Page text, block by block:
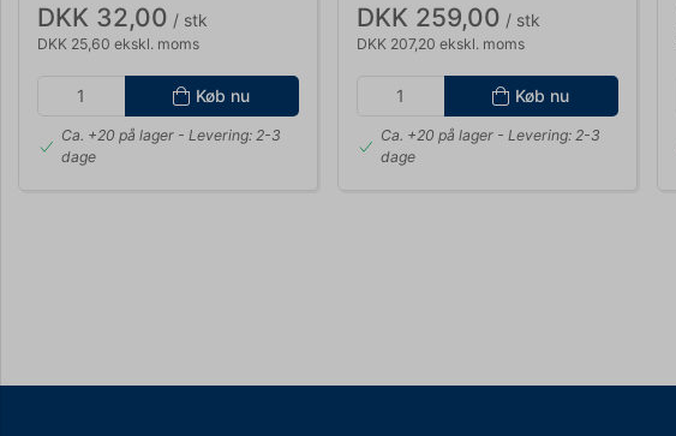
DKK 32,00 / stk
DKK 25,60 ekskl. moms
Køb nu
Ca. +20 på lager- Levering: 2-3
dage
DKK 259,00 / stk
DKK 207,20 ekskl. moms
Køb nu
Ca. +20 på lager- Levering: 2-3
dage